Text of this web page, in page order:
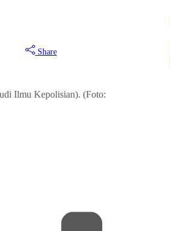
Share
Ilmu Kepolisian). (Foto: